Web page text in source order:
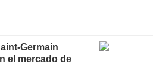
Germain
el mercado de